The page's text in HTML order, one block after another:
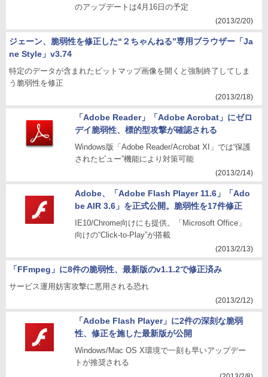
のアップデートは4月16日の予定
(2013/2/20)
ジェーン、脆弱性を修正した“２ちゃんねる”専用ブラウザー「Ja
ne Style」v3.74
特定のデータが含まれたビットマップ画像を開くと強制終了してしま
う脆弱性を修正
(2013/2/18)
「Adobe Reader」「Adobe Acrobat」にゼロ
デイ脆弱性、標的型攻撃が確認される
Windows版「Adobe Reader/Acrobat XI」では“保護
されたビュー”機能により対策可能
(2013/2/14)
Adobe、「Adobe Flash Player 11.6」「Ado
be AIR 3.6」を正式公開。脆弱性を17件修正
IE10/Chrome向けにも提供。「Microsoft Office」
向けの“Click-to-Play”が搭載
(2013/2/13)
「FFmpeg」に8件の脆弱性、最新版のv1.1.2で修正済み
サービス運用妨害攻撃に悪用される恐れ
(2013/2/12)
「Adobe Flash Player」に2件の深刻な脆弱
性、修正を施した最新版が公開
Windows/Mac OS X環境で一刻も早いアップデー
トが推奨される